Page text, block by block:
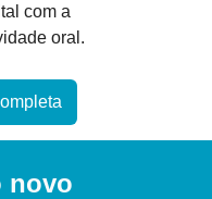
com a
oral.
novo